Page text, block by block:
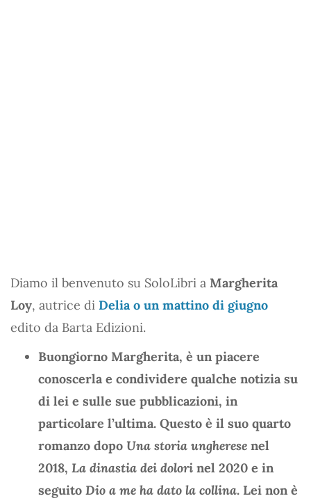
Diamo il benvenuto su SoloLibri a Margherita
Loy, autrice di Delia o un mattino di giugno
edito da Barta Edizioni.
Buongiorno Margherita, è un piacere
conoscerla e condividere qualche notizia su
di lei e sulle sue pubblicazioni, in
particolare l’ultima. Questo è il suo quarto
romanzo dopo Una storia ungherese nel
2018, La dinastia dei dolori nel 2020 e in
seguito Dio a me ha dato la collina. Lei non è